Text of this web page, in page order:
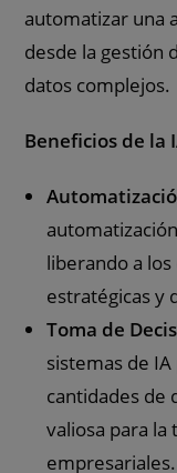
automatizar una
desde la gestión
datos complejos.
Beneficios de la
liberando a
estratégicas y
Toma de
sistemas de
cantidades de
valiosa para la
empresariales.